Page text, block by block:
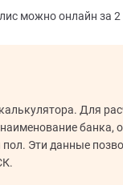
можно онлайн за
Для
банка,
Эти данные